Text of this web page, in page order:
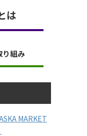
は
り組み
MARKET